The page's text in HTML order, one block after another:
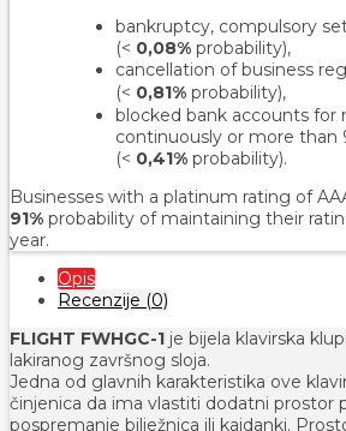
bankruptcy, compulsory
(< 0,08% probability),
cancellation of business
(< 0,81% probability),
blocked bank accounts for
continuously or more than
(< 0,41% probability).
Businesses with a platinum rating of
91% probability of maintaining their
year.
Opis
Recenzije (0)
FLIGHT FWHGC-1 je bijela klavirska
lakiranog završnog sloja.
Jedna od glavnih karakteristika ove
činjenica da ima vlastiti dodatni prostor
pospremanje bilježnica ili kajdanki.